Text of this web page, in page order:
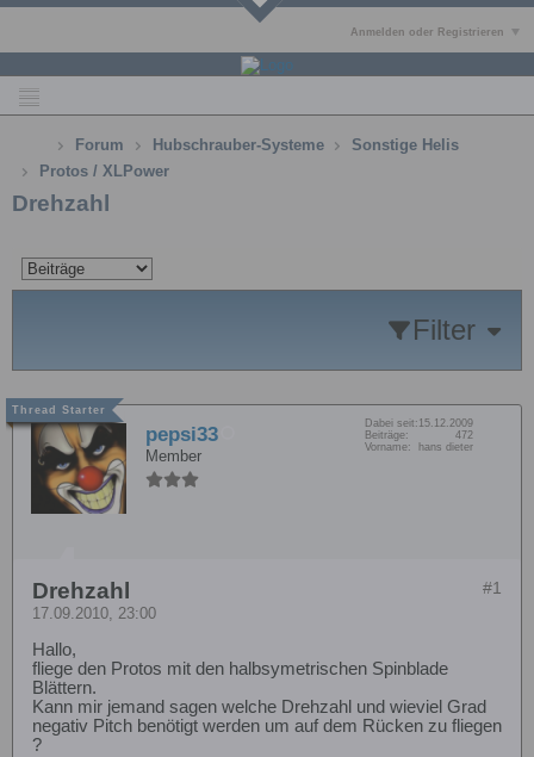
Anmelden oder Registrieren
Forum Hubschrauber-Systeme
Sonstige Helis
Protos / XLPower
Drehzahl
Filter
pepsi33
Member
Dabei seit: 15.12.2009
Beiträge:
472
Vorname:
hans dieter
#1
Drehzahl
17.09.2010, 23:00
Hallo,
fliege den Protos mit den halbsymetrischen Spinblade
Blättern.
Kann mir jemand sagen welche Drehzahl und wieviel Grad
negativ Pitch benötigt werden um auf dem Rücken zu fliegen
?